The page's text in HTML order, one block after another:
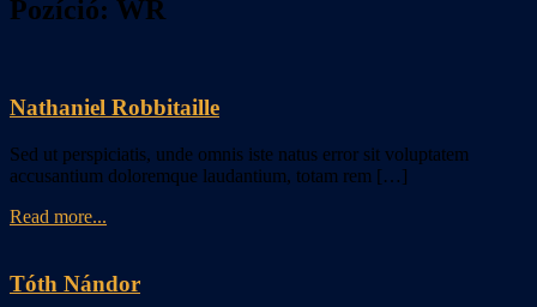
Pozíció: WR
Nathaniel Robbitaille
Sed ut perspiciatis, unde omnis iste natus error sit voluptatem
accusantium doloremque laudantium, totam rem […]
Read more...
Tóth Nándor